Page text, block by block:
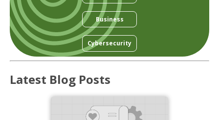
Business
Cybersecurity
Latest Blog Posts